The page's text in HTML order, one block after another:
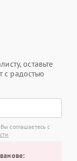
оставьте
с радостью
соглашаетесь с